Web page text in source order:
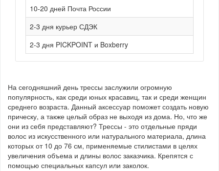
10-20 дней Почта России
2-3 дня курьер СДЭК
2-3 дня PICKPOINT и Boxberry
На сегодняшний день трессы заслужили огромную
популярность, как среди юных красавиц, так и среди женщин
среднего возраста. Данный аксессуар поможет создать новую
прическу, а также целый образ не выходя из дома. Но, что же
они из себя представляют? Трессы - это отдельные пряди
волос из искусственного или натурального материала, длина
которых от 10 до 76 см, применяемые стилистами в целях
увеличения объема и длины волос заказчика. Крепятся с
помощью специальных капсул или заколок.